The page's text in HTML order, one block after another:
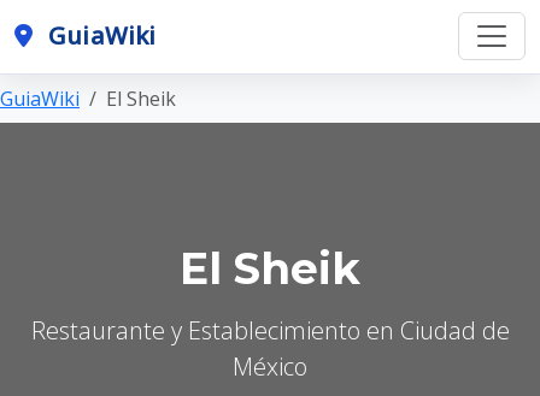
GuiaWiki
GuiaWiki El Sheik
El Sheik
Restaurante y Establecimiento en Ciudad de
México